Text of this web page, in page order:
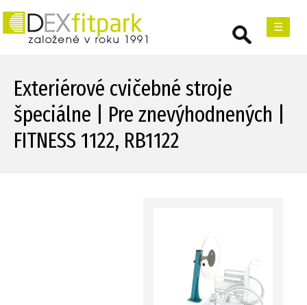
☰
Exteriérové cvičebné stroje
špeciálne | Pre znevýhodnených |
FITNESS 1122, RB1122